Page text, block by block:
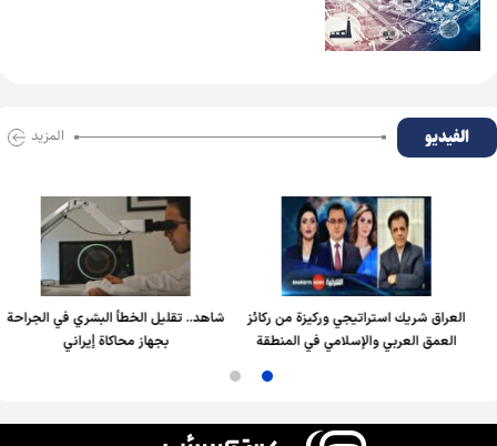
الفیدیو المزید
العراق شريك استراتيجي وركيزة من ركائز
العمق العربي والإسلامي في المنطقة
شاهد.. تقليل الخطأ البشري في الجراحة
بجهاز محاكاة إيراني